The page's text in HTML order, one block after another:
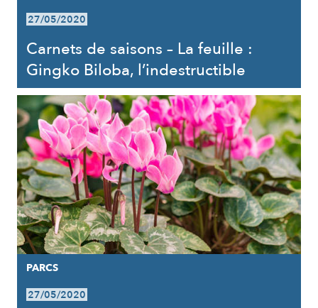
27/05/2020
Carnets de saisons – La feuille :
Gingko Biloba, l’indestructible
PARCS
27/05/2020